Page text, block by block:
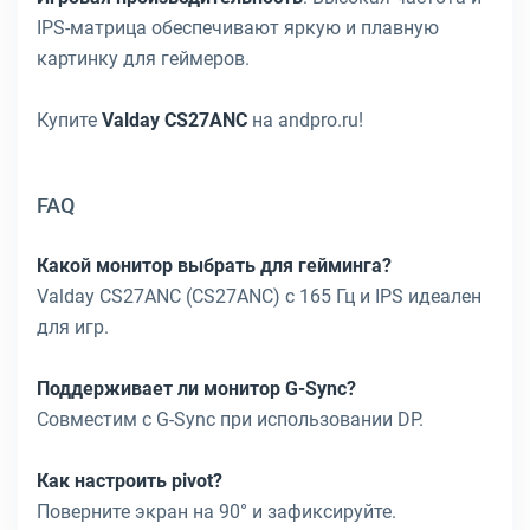
IPS-матрица обеспечивают яркую и плавную
картинку для геймеров.
Купите Valday CS27ANC на andpro.ru!
FAQ
Какой монитор выбрать для гейминга?
Valday CS27ANC (CS27ANC) с 165 Гц и IPS идеален
для игр.
Поддерживает ли монитор G-Sync?
Совместим с G-Sync при использовании DP.
Как настроить pivot?
Поверните экран на 90° и зафиксируйте.